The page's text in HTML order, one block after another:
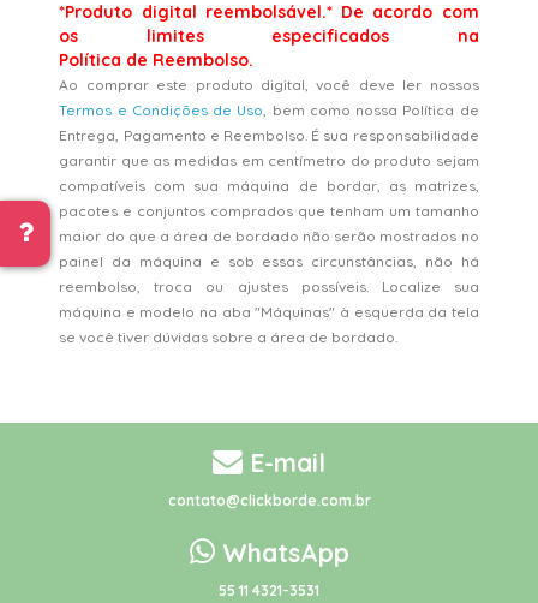
*Produto digital reembolsável.* De acordo com
os limites especificados na
Política de Reembolso.
Ao comprar este produto digital, você deve ler nossos
Termos e Condições de Uso, bem como nossa Política de
Entrega, Pagamento e Reembolso. É sua responsabilidade
garantir que as medidas em centímetro do produto sejam
compatíveis com sua máquina de bordar, as matrizes,
pacotes e conjuntos comprados que tenham um tamanho
maior do que a área de bordado não serão mostrados no
painel da máquina e sob essas circunstâncias, não há
reembolso, troca ou ajustes possíveis. Localize sua
máquina e modelo na aba "Máquinas" à esquerda da tela
se você tiver dúvidas sobre a área de bordado.
E-mail
contato@clickborde.com.br
WhatsApp
55 11 4321-3531